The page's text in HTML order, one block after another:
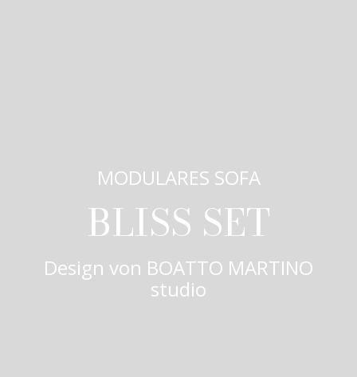
MODULARES SOFA
BLISS SET
Design von BOATTO MARTINO
studio